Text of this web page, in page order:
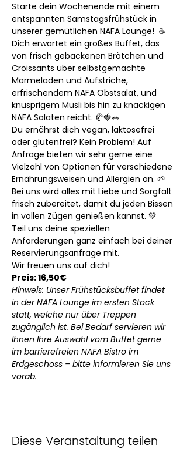
Starte dein Wochenende mit einem
entspannten Samstagsfrühstück in
unserer gemütlichen NAFA Lounge!  ☕️
Dich erwartet ein großes Buffet, das
von frisch gebackenen Brötchen und
Croissants über selbstgemachte
Marmeladen und Aufstriche,
erfrischendem NAFA Obstsalat, und
knusprigem Müsli bis hin zu knackigen
NAFA Salaten reicht. 🥐🍓🥗
Du ernährst dich vegan, laktosefrei
oder glutenfrei? Kein Problem! Auf
Anfrage bieten wir sehr gerne eine
Vielzahl von Optionen für verschiedene
Ernährungsweisen und Allergien an. 🌱
Bei uns wird alles mit Liebe und Sorgfalt
frisch zubereitet, damit du jeden Bissen
in vollen Zügen genießen kannst. 💚
Teil uns deine speziellen
Anforderungen ganz einfach bei deiner
Reservierungsanfrage mit.
Wir freuen uns auf dich!
Preis: 16,50€
Hinweis: Unser Frühstücksbuffet findet
in der NAFA Lounge im ersten Stock
statt, welche nur über Treppen
zugänglich ist. Bei Bedarf servieren wir
Ihnen Ihre Auswahl vom Buffet gerne
im barrierefreien NAFA Bistro im
Erdgeschoss – bitte informieren Sie uns
vorab.
Diese Veranstaltung teilen